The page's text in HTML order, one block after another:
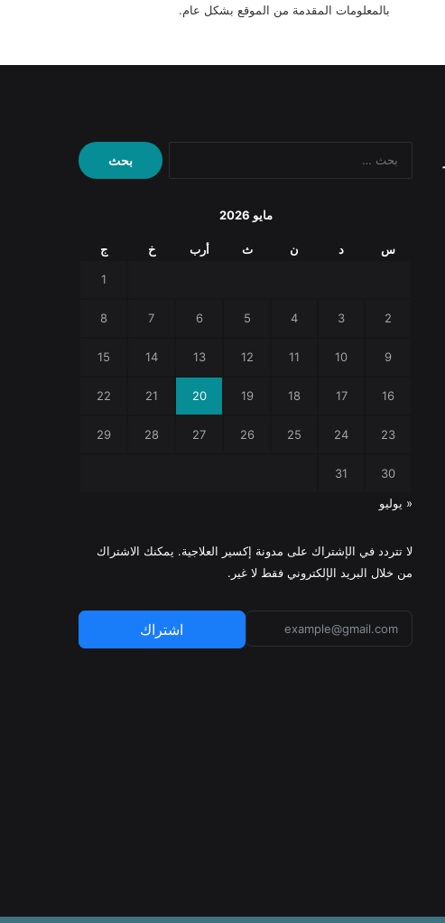
بالمعلومات المقدمة من الموقع بشكل عام.
البحث
عن:
مايو 2026
س د ن ث أرب خ ج
1
2
3
4
5
6
7
8
9
10
11
12
13
14
15
16
17
18
19
20
21
22
23
24
25
26
27
28
29
30
31
« يوليو
لا تتردد في الإشتراك على مدونة إكسير العلاجية. يمكنك الاشتراك
من خلال البريد الإلكتروني فقط لا غير.
اشتراك